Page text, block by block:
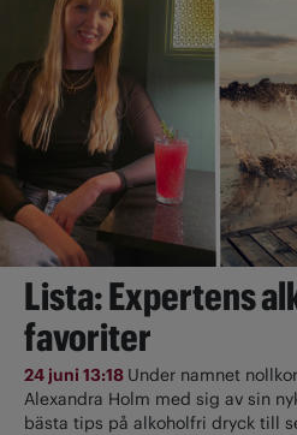
Lista: Expertens
favoriter
24 juni 13:18 Under namnet
Alexandra Holm med sig av sin
bästa tips på alkoholfri dryck till